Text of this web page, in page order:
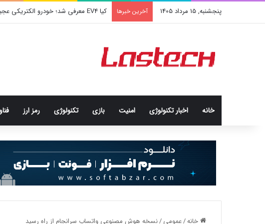
پنجشنبه, 15 مرداد 1405 آخرین خبرها کشف جدید دانشمندان: برخی باکتری‌های
خانه اخبار تکنولوژی امنيت بازی تکنولوژی رمز ارز
خانه/عمومی/نسخه هوش مصنوعی واتساپ سرانجام از راه رسید